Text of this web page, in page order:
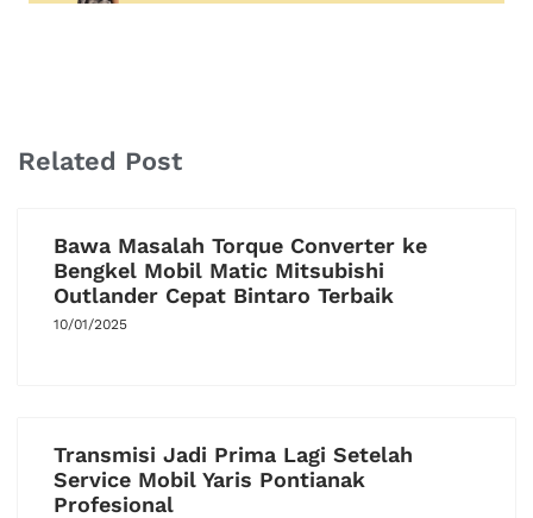
Related Post
Bawa Masalah Torque Converter ke
Bengkel Mobil Matic Mitsubishi
Outlander Cepat Bintaro Terbaik
10/01/2025
Transmisi Jadi Prima Lagi Setelah
Service Mobil Yaris Pontianak
Profesional